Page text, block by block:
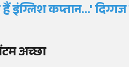
इंग्लिश कप्तान...'
अच्छा